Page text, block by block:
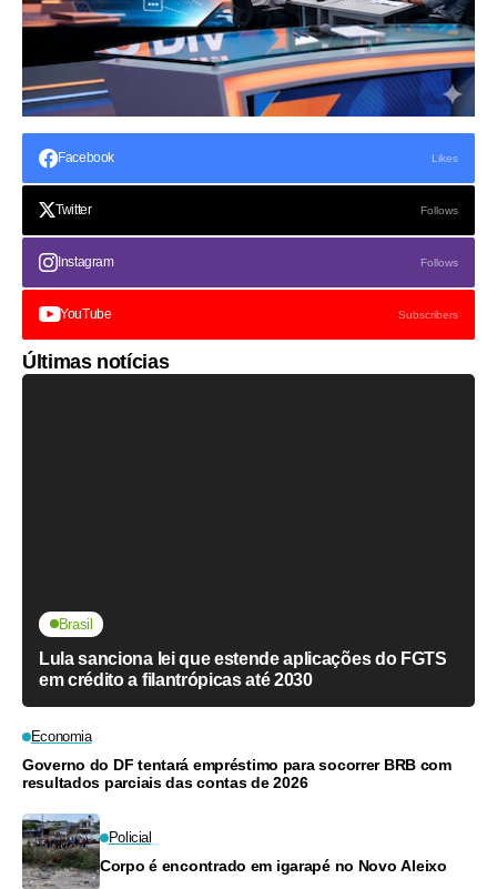
Facebook Likes
Twitter Follows
Instagram Follows
YouTube Subscribers
Últimas notícias
Brasil
Lula sanciona lei que estende aplicações do FGTS
em crédito a filantrópicas até 2030
Economia
Governo do DF tentará empréstimo para socorrer BRB com
resultados parciais das contas de 2026
Policial
Corpo é encontrado em igarapé no Novo Aleixo